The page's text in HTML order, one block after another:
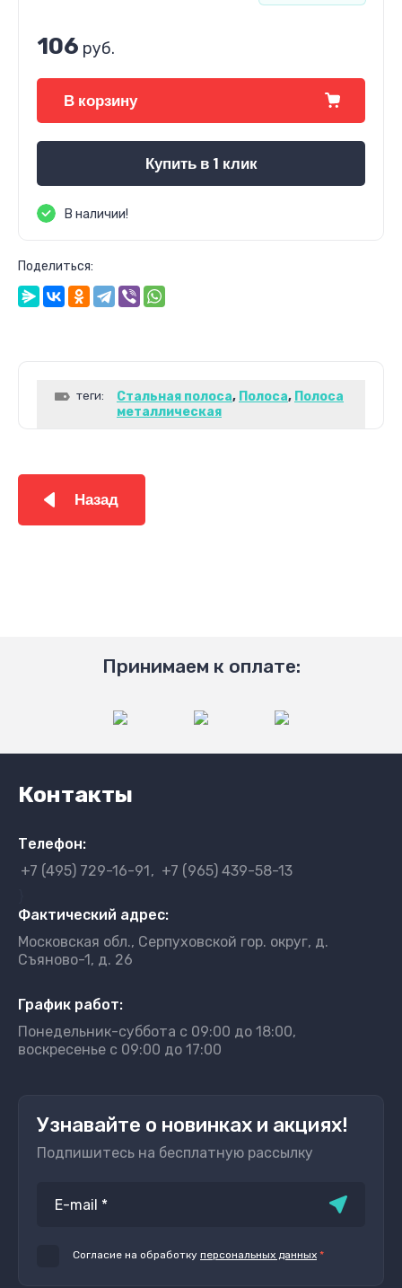
106 руб.
В корзину
Купить в 1 клик
В наличии!
Поделиться:
теги: Стальная полоса, Полоса, Полоса
металлическая
Назад
Принимаем к оплате:
Контакты
Телефон:
+7 (495) 729-16-91
+7 (965) 439-58-13
Фактический адрес:
Московская обл., Серпуховской гор. округ, д.
Съяново-1, д. 26
График работ:
Понедельник-суббота с 09:00 до 18:00,
воскресенье с 09:00 до 17:00
Узнавайте о новинках и акциях!
Подпишитесь на бесплатную рассылку
Согласие на обработку персональных данных *